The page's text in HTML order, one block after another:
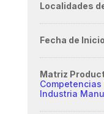
Localidades
Fecha de
Matriz
Industria